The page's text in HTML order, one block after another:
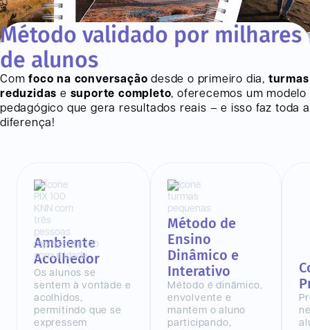
Método validado por milhares
de alunos
Comfoco na conversação desde o primeiro dia, turmas
reduzidas e suporte completo, oferecemos um modelo
pedagógico que gera resultados reais – e isso faz toda a
diferença!
Ambiente
Acolhedor
Os alunos se
sentem à vontade e
acolhidos,
permitindo que se
expressem
Método de
Ensino
Dinâmico e
Interativo
Método é dinâmico,
envolvente e
mantem o aluno
participando,